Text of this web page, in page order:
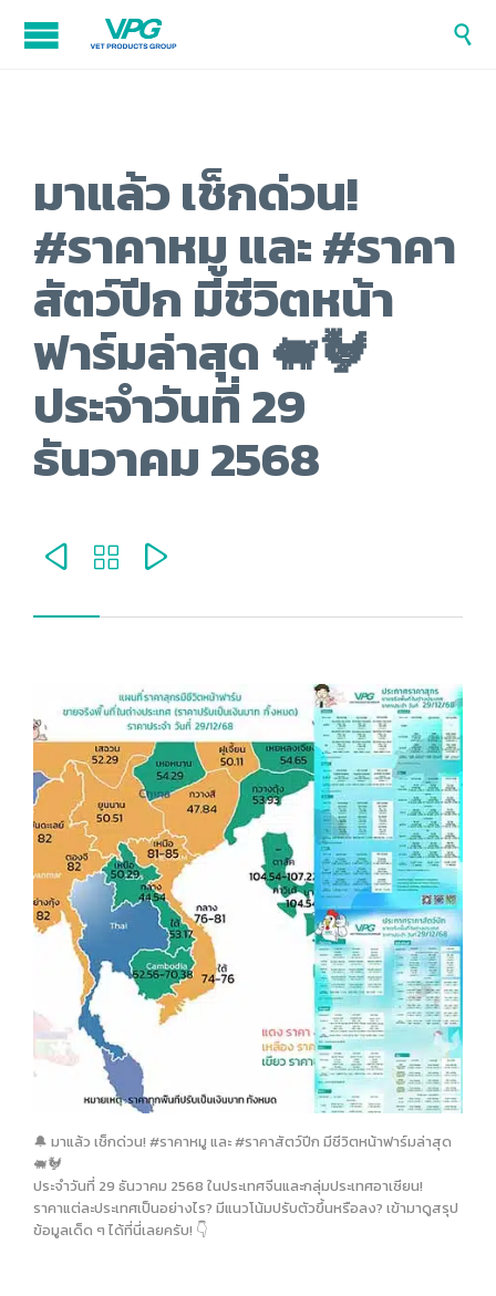

มาแล้ว เช็กด่วน!
#ราคาหมู และ #ราคา
สัตว์ปีก มีชีวิตหน้า
ฟาร์มล่าสุด 🐖🐓
ประจำวันที่ 29
ธันวาคม 2568
  
🔔 มาแล้ว เช็กด่วน! #ราคาหมู และ #ราคาสัตว์ปีก มีชีวิตหน้าฟาร์มล่าสุด
🐖🐓
ประจำวันที่ 29 ธันวาคม 2568 ในประเทศจีนและกลุ่มประเทศอาเซียน!
ราคาแต่ละประเทศเป็นอย่างไร? มีแนวโน้มปรับตัวขึ้นหรือลง? เข้ามาดูสรุป
ข้อมูลเด็ด ๆ ได้ที่นี่เลยครับ! 👇